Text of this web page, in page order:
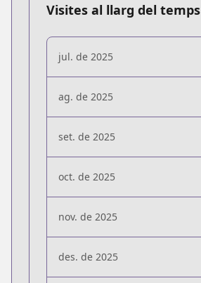
Visites al llarg del temps
jul. de 2025
ag. de 2025
set. de 2025
oct. de 2025
nov. de 2025
des. de 2025